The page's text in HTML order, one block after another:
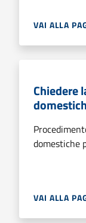
VAI ALLA
Chiedere
domestiche
VAI ALLA